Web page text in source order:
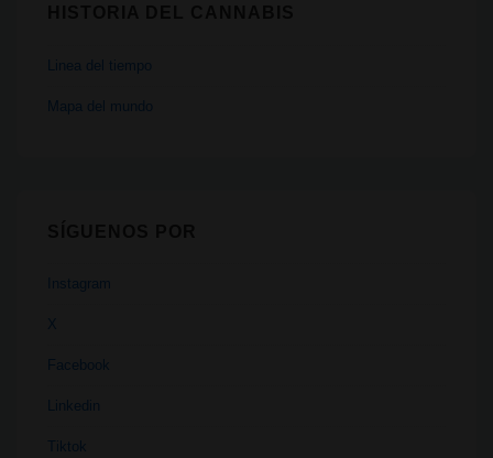
Linea del tiempo
Mapa del mundo
Instagram
X
Facebook
Linkedin
Tiktok